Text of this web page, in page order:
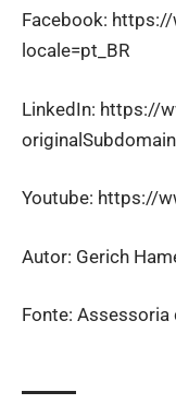
Facebook: https://
locale=pt_BR
LinkedIn: https://
Youtube: https://
Autor: Gerich
Fonte: Assessoria